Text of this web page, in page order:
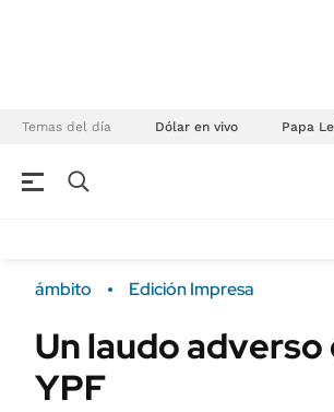
Temas del día Dólar en vivo Papa
Campo
FINANZAS
ámbito Edición Impresa
Un laudo
YPF